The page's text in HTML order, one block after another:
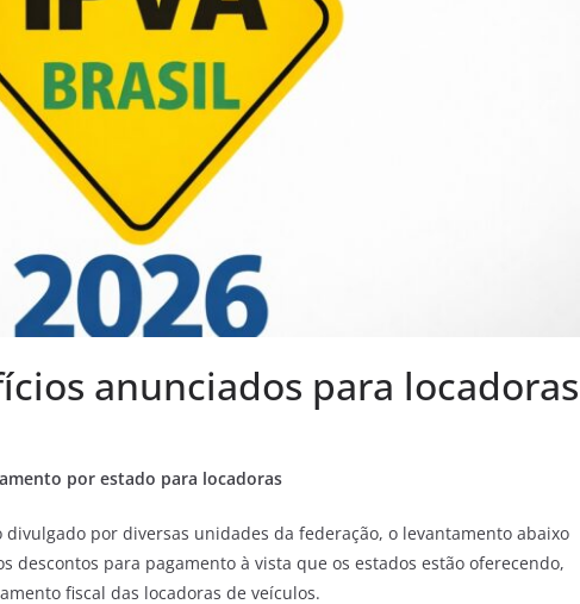
anunciados para locadoras
por estado para locadoras
divulgado por diversas unidades da federação, o levantamento abaixo
descontos para pagamento à vista que os estados estão oferecendo,
fiscal das locadoras de veículos.